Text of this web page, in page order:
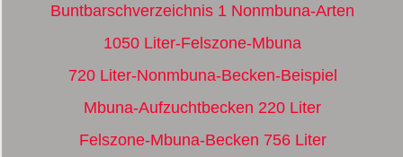
Buntbarschverzeichnis 1 Nonmbuna-Arten
1050 Liter-Felszone-Mbuna
720 Liter-Nonmbuna-Becken-Beispiel
Mbuna-Aufzuchtbecken 220 Liter
Felszone-Mbuna-Becken 756 Liter